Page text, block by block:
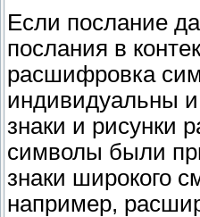
Если послание
послания в
расшифровка
индивидуальны
знаки и рисунки
символы были
знаки широкого
например,